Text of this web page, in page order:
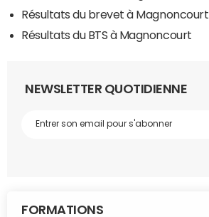
Résultats du brevet à Magnoncourt
Résultats du BTS à Magnoncourt
NEWSLETTER QUOTIDIENNE
FORMATIONS